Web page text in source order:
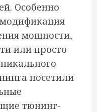
Особенно
мощности,
или просто
посетили
тюнинг-